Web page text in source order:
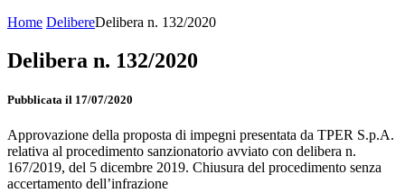
Home DelibereDelibera n. 132/2020
Delibera n. 132/2020
Pubblicata il 17/07/2020
Approvazione della proposta di impegni presentata da TPER S.p.A.
relativa al procedimento sanzionatorio avviato con delibera n.
167/2019, del 5 dicembre 2019. Chiusura del procedimento senza
accertamento dell’infrazione